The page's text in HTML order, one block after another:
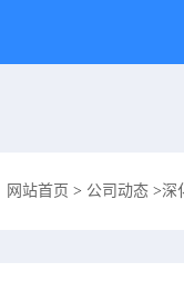
网站首页 > 公司动态 >深